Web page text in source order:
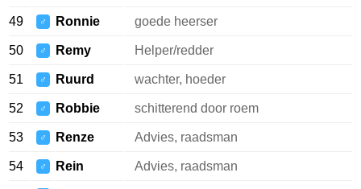
49 ♂ Ronnie goede heerser
50 ♂ Remy Helper/redder
51 ♂ Ruurd wachter, hoeder
52 ♂ Robbie schitterend door roem
53 ♂ Renze Advies, raadsman
54 ♂ Rein Advies, raadsman